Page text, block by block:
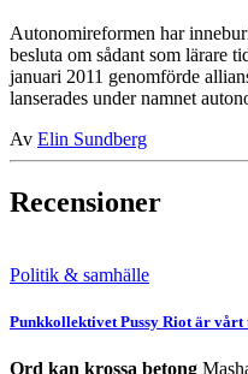
Autonomireformen har
besluta om sådant som lärare
januari 2011 genomförde
lanserades under namnet
Av Elin Sundberg
Recensioner
Politik & samhälle
Punkkollektivet Pussy Riot är vårt
Ord kan krossa betong